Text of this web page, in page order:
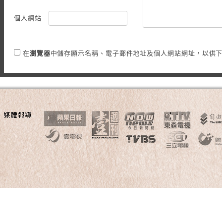
個人網站
在瀏覽器中儲存顯示名稱、電子郵件地址及個人網站網址，以供